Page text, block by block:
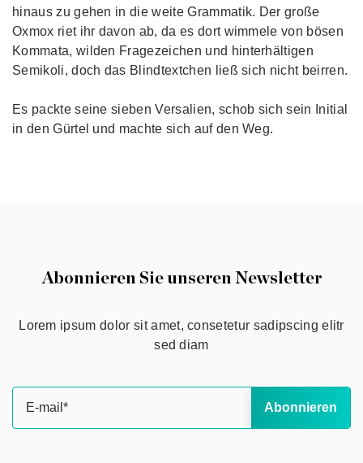
hinaus zu gehen in die weite Grammatik. Der große
Oxmox riet ihr davon ab, da es dort wimmele von bösen
Kommata, wilden Fragezeichen und hinterhältigen
Semikoli, doch das Blindtextchen ließ sich nicht beirren.
Es packte seine sieben Versalien, schob sich sein Initial
in den Gürtel und machte sich auf den Weg.
Abonnieren Sie unseren Newsletter
Lorem ipsum dolor sit amet, consetetur sadipscing elitr
sed diam
Abonnieren